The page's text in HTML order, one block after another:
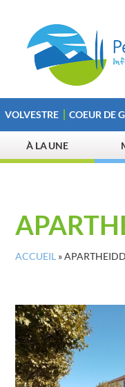
VOLVESTRE COEUR DE
À LA UNE
ACCUEIL »APARTHEIDD